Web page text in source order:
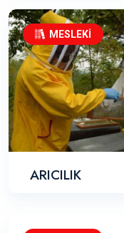
MESLEKİ
ARICILIK